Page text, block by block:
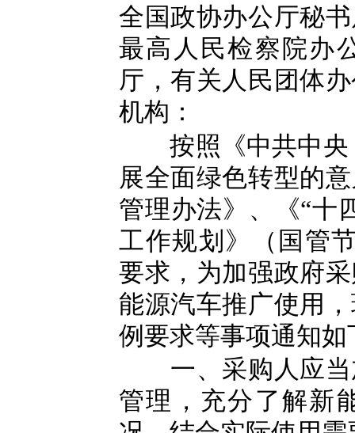
全国政协办公厅秘
最高人民检察院办
厅，有关人民团体
机构：
按照《中共中央
展全面绿色转型的
管理办法》、《“十
工作规划》（国管
要求，为加强政府
能源汽车推广使用
例要求等事项通知如
一、采购人应当
管理，充分了解新